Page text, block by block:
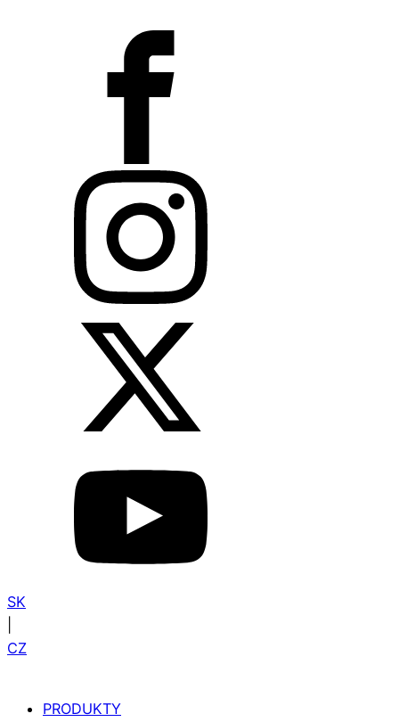
SK
CZ
PRODUKTY